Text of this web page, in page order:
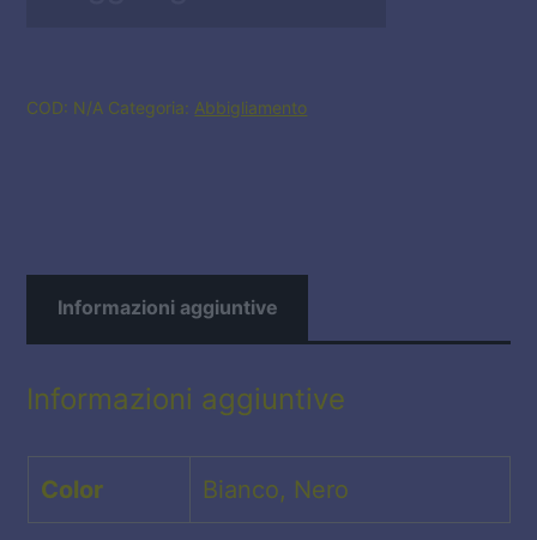
VELENO
COD: N/A Categoria: Abbigliamento
Informazioni aggiuntive
Informazioni aggiuntive
Color Bianco, Nero